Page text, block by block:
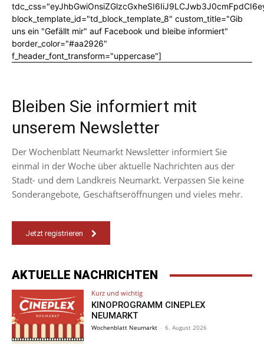
block_template_id="td_block_template_8" custom_title="Gib
uns ein "Gefällt mir" auf Facebook und bleibe informiert"
border_color="#aa2926"
f_header_font_transform="uppercase"]
Bleiben Sie informiert mit
unserem Newsletter
Der Wochenblatt Neumarkt Newsletter informiert Sie
einmal in der Woche über aktuelle Nachrichten aus der
Stadt- und dem Landkreis Neumarkt. Verpassen Sie keine
Sonderangebote, Geschäftseröffnungen und vieles mehr.
Jetzt registrieren
AKTUELLE NACHRICHTEN
Kurz und wichtig
KINOPROGRAMM CINEPLEX
NEUMARKT
Wochenblatt Neumarkt - 6. August 2026